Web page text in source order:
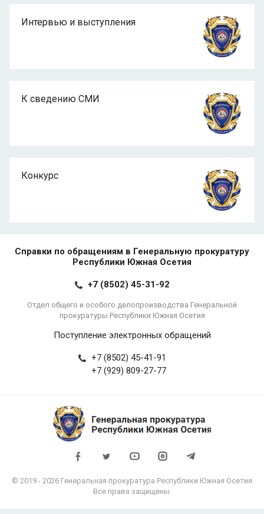
Интервью и выступления
К сведению СМИ
Конкурс
Справки по обращениям в Генеральную прокуратуру
Республики Южная Осетия
+7 (8502) 45-31-92
Отдел общего и особого делопроизводства Генеральной
прокуратуры Республики Южная Осетия
Поступление электронных обращений
+7 (8502) 45-41-91
+7 (929) 809-27-77
© 2019 - 2026 Генеральная прокуратура Республики Южная Осетия
Все права защищены.